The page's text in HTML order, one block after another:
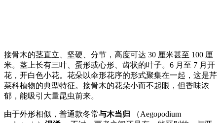
接骨木的茎直立、坚硬、分节，高度可达 30 厘米甚至 100 厘
米。茎上长有三叶、蛋形或心形、齿状的叶子。6 月至 7 月开
花，开白色小花。花朵以伞形花序的形式聚集在一起，这是芹
菜科植物的典型特征。接骨木的花朵小而不起眼，但香味浓
郁，能吸引大量昆虫前来。
由于外形相似，普通款冬常与木当归
（Aegopodium